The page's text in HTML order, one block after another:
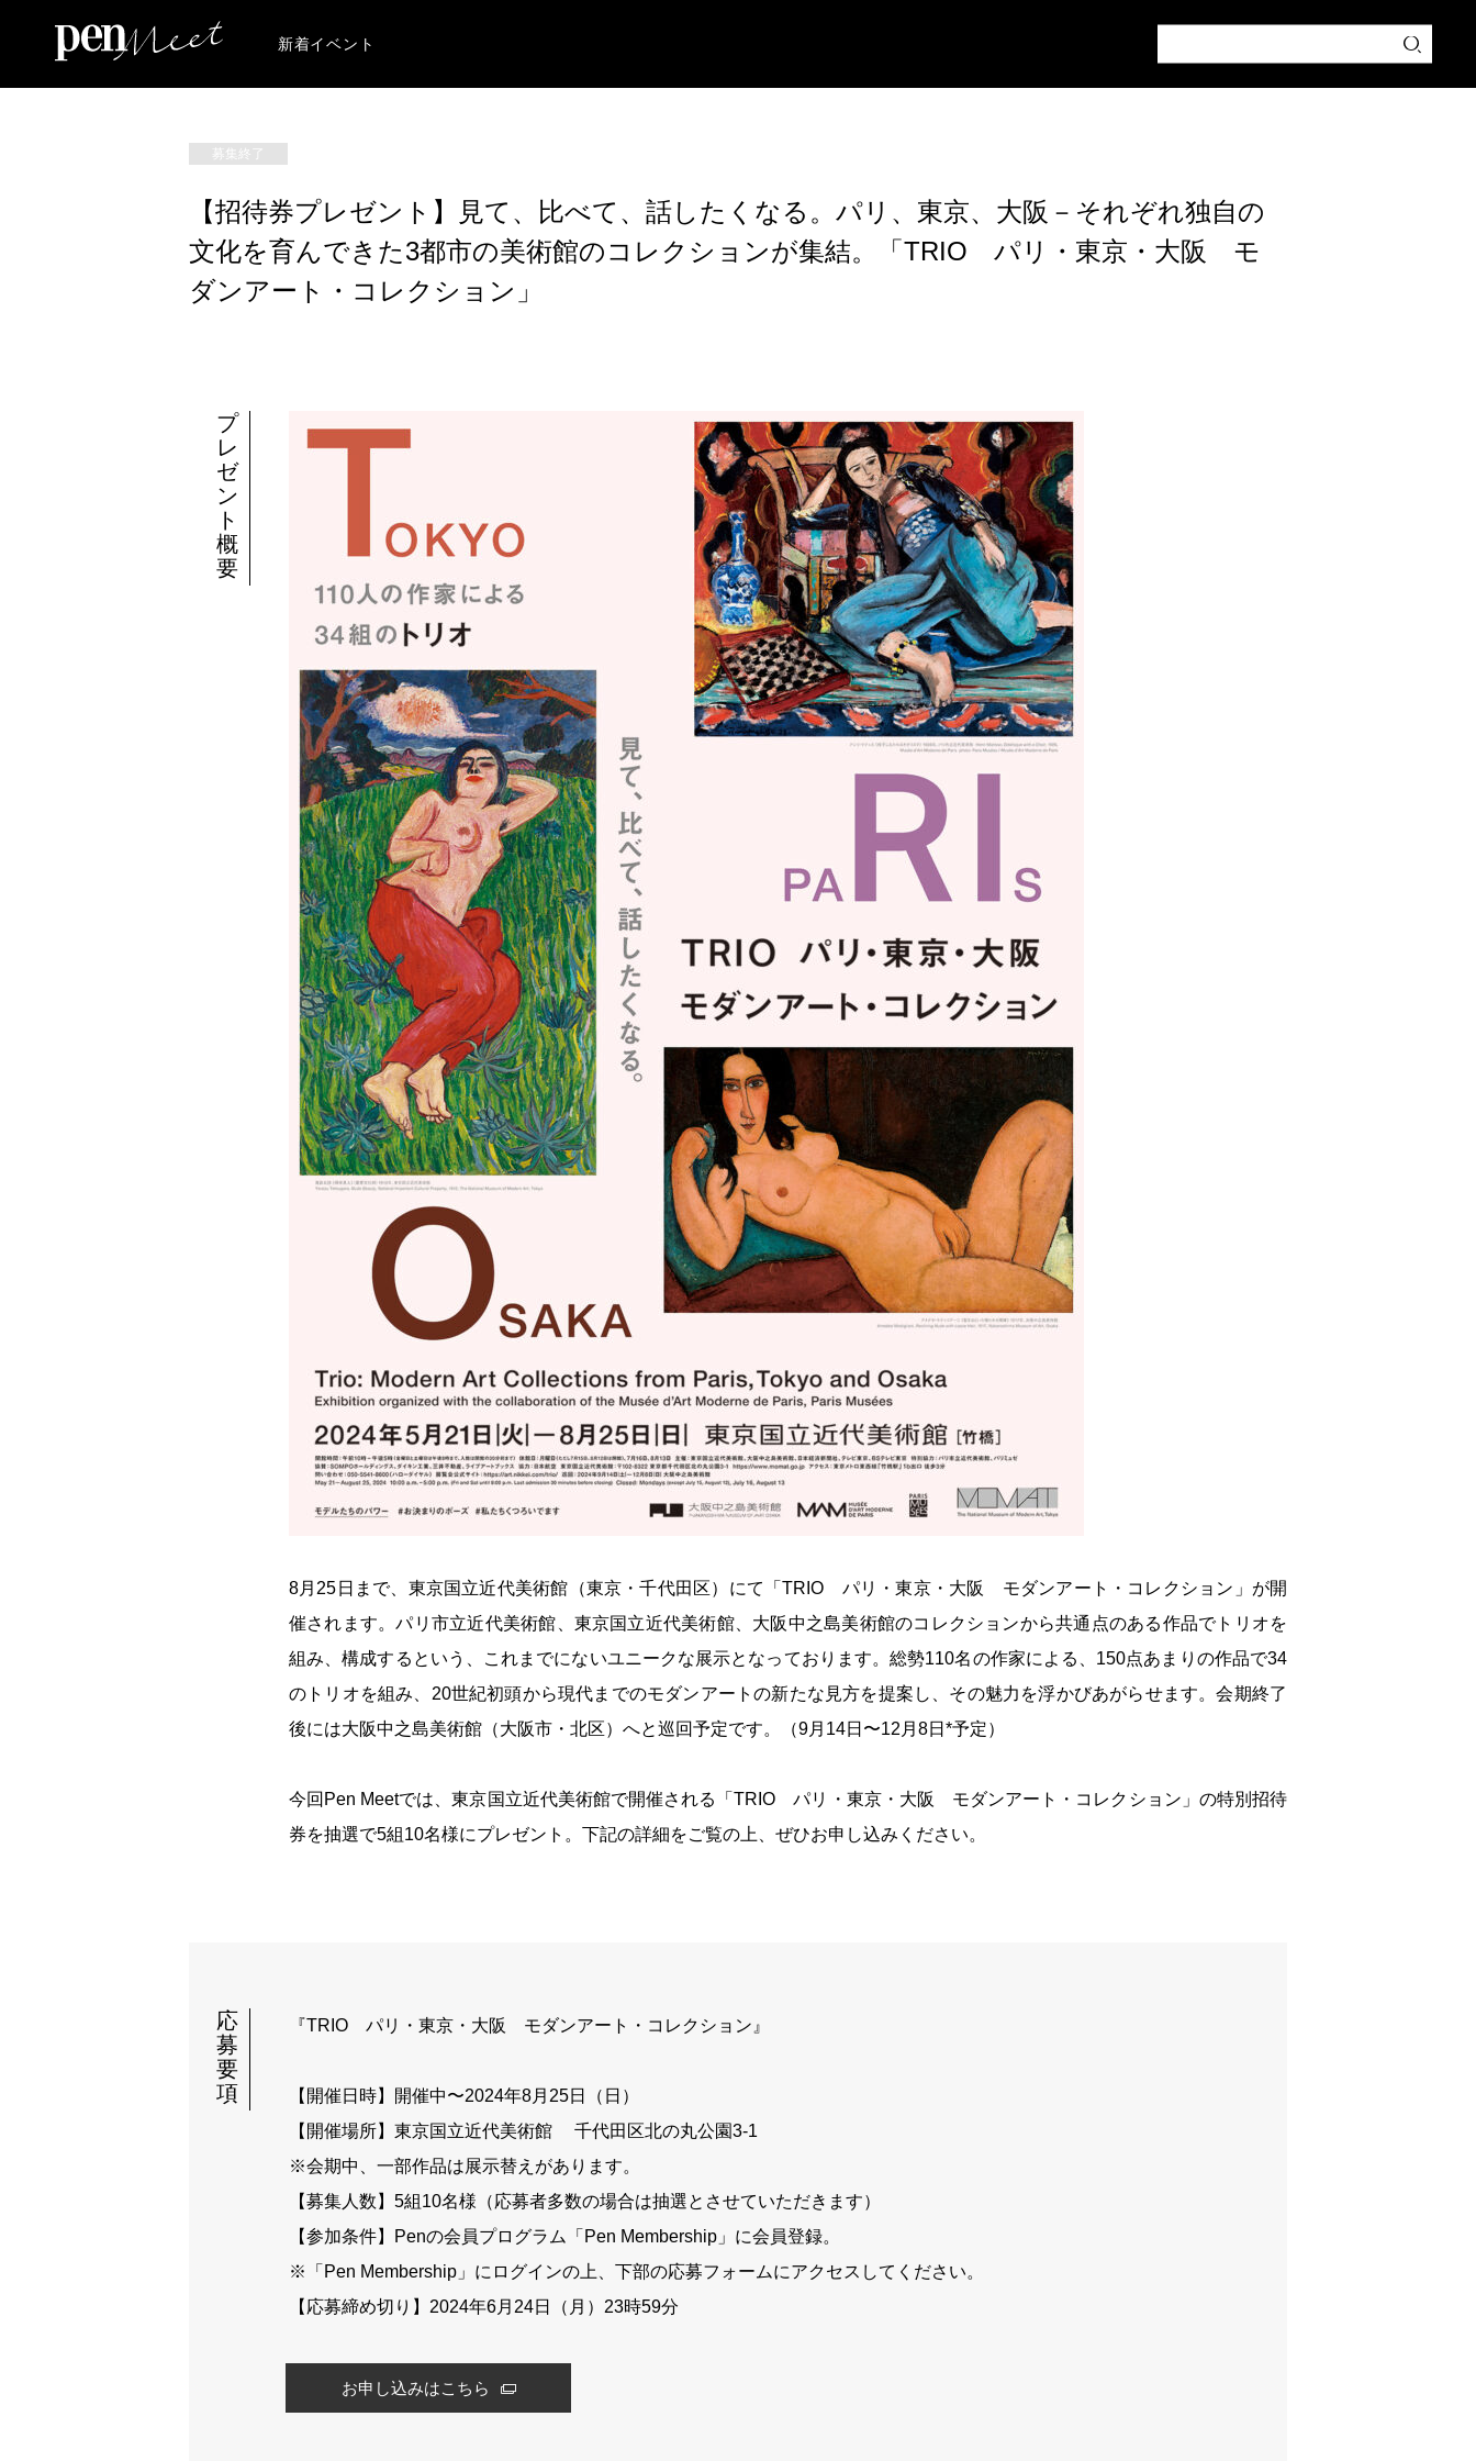
新着イベント
募集終了
【招待券プレゼント】見て、比べて、話したくなる。パリ、東京、大阪－それぞれ独自の
文化を育んできた3都市の美術館のコレクションが集結。「TRIO パリ・東京・大阪 モ
ダンアート・コレクション」
プ
レ
ゼ
ン
ト
概
要
8月25日まで、東京国立近代美術館（東京・千代田区）にて「TRIO パリ・東京・大阪 モダンアート・コレクション」が開
催されます。パリ市立近代美術館、東京国立近代美術館、大阪中之島美術館のコレクションから共通点のある作品でトリオを
組み、構成するという、これまでにないユニークな展示となっております。総勢110名の作家による、150点あまりの作品で34
のトリオを組み、20世紀初頭から現代までのモダンアートの新たな見方を提案し、その魅力を浮かびあがらせます。会期終了
後には大阪中之島美術館（大阪市・北区）へと巡回予定です。（9月14日〜12月8日*予定）
今回Pen Meetでは、東京国立近代美術館で開催される「TRIO パリ・東京・大阪 モダンアート・コレクション」の特別招待
券を抽選で5組10名様にプレゼント。下記の詳細をご覧の上、ぜひお申し込みください。
応
募
要
項
『TRIO パリ・東京・大阪 モダンアート・コレクション』
【開催日時】開催中〜2024年8月25日（日）
【開催場所】東京国立近代美術館 千代田区北の丸公園3-1
※会期中、一部作品は展示替えがあります。
【募集人数】5組10名様（応募者多数の場合は抽選とさせていただきます）
【参加条件】Penの会員プログラム「Pen Membership」に会員登録。
※「Pen Membership」にログインの上、下部の応募フォームにアクセスしてください。
【応募締め切り】2024年6月24日（月）23時59分
お申し込みはこちら